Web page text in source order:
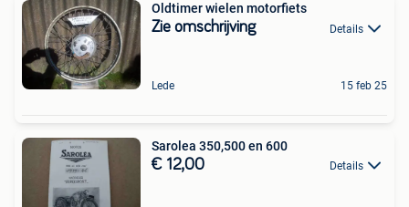
Oldtimer wielen motorfiets
Zie omschrijving Details
Lede 15 feb 25
Sarolea 350,500 en 600
€ 12,00 Details